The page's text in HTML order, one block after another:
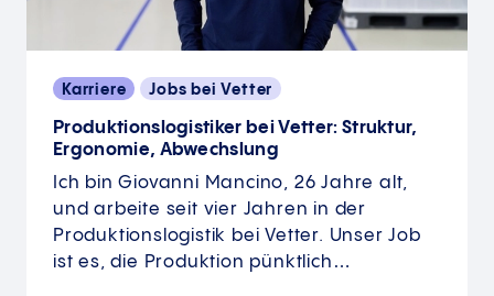
Karriere Jobs bei Vetter
Produktionslogistiker bei Vetter: Struktur,
Ergonomie, Abwechslung
Ich bin Giovanni Mancino, 26 Jahre alt,
und arbeite seit vier Jahren in der
Produktionslogistik bei Vetter. Unser Job
ist es, die Produktion pünktlich…